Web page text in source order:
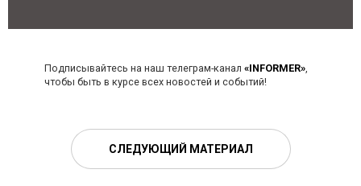
Подписывайтесь на наш телеграм-канал «INFORMER»,
чтобы быть в курсе всех новостей и событий!
СЛЕДУЮЩИЙ МАТЕРИАЛ